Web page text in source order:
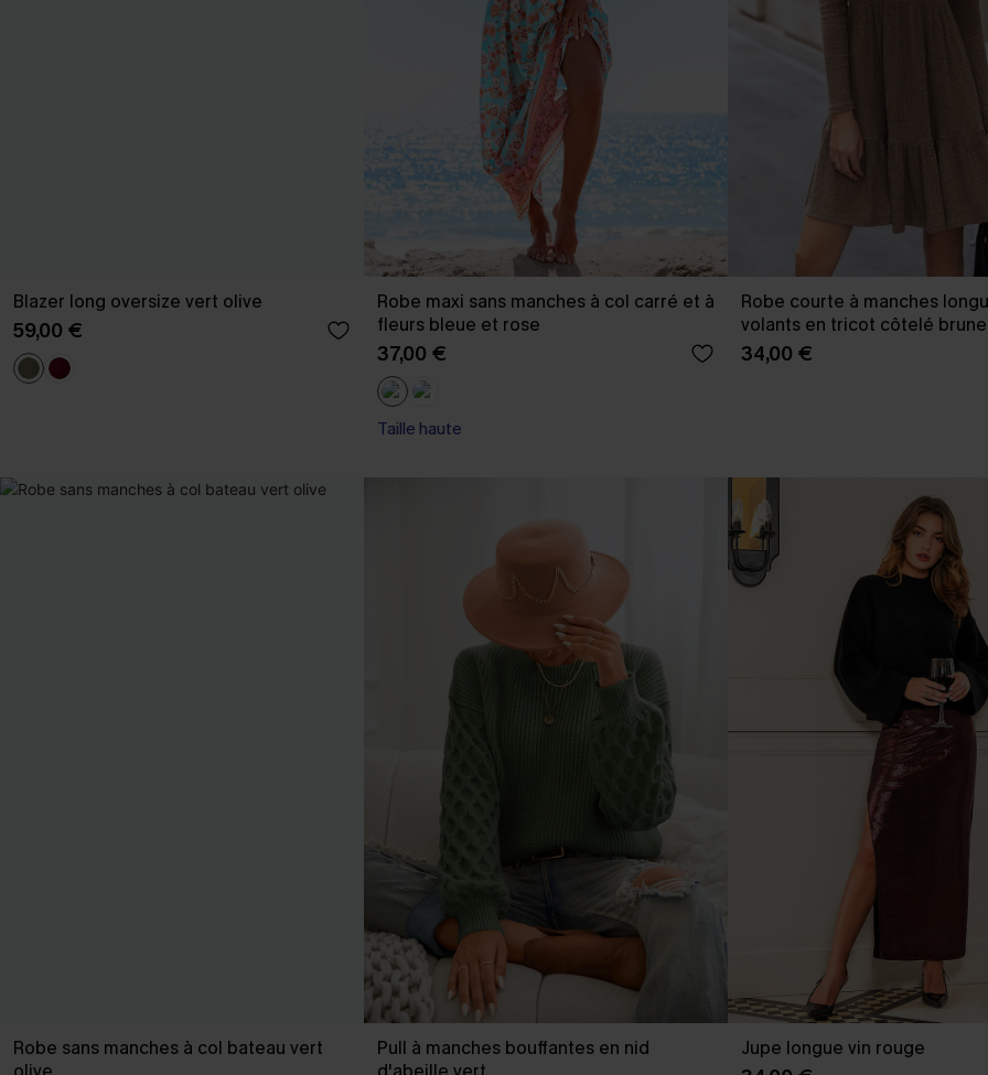
Blazer long oversize vert olive
59,00 €
Robe maxi sans manches à col carré et à
fleurs bleue et rose
37,00 €
Taille haute
Robe courte à manches
volants en tricot côtelé brune
34,00 €
Robe sans manches à col bateau vert
Pull à manches bouffantes en nid
Jupe longue vin rouge